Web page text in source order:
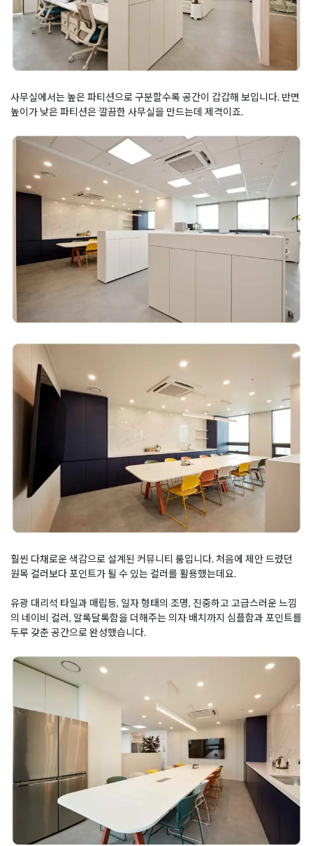
사무실에서는 높은 파티션으로 구분할수록 공간이 갑갑해 보입니다. 반면
높이가 낮은 파티션은 깔끔한 사무실을 만드는데 제격이죠.
훨씬 다채로운 색감으로 설계된 커뮤니티 룸입니다. 처음에 제안 드렸던
원목 컬러보다 포인트가 될 수 있는 컬러를 활용했는데요.
유광 대리석 타일과 매립등, 일자 형태의 조명, 진중하고 고급스러운 느낌
의 네이비 컬러, 알록달록함을 더해주는 의자 배치까지 심플함과 포인트를
두루 갖춘 공간으로 완성했습니다.